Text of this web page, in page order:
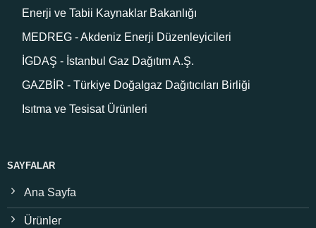
Enerji ve Tabii Kaynaklar Bakanlığı
MEDREG - Akdeniz Enerji Düzenleyicileri
İGDAŞ - İstanbul Gaz Dağıtım A.Ş.
GAZBİR - Türkiye Doğalgaz Dağıtıcıları Birliği
Isıtma ve Tesisat Ürünleri
SAYFALAR
Ana Sayfa
Ürünler